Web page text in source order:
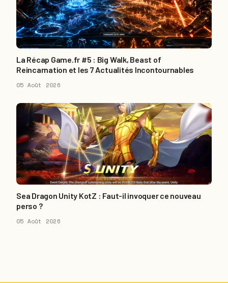
La Récap Game.fr #5 : Big Walk, Beast of
Reincarnation et les 7 Actualités Incontournables
05 Août 2026
Sea Dragon Unity KotZ : Faut-il invoquer ce nouveau
perso ?
05 Août 2026